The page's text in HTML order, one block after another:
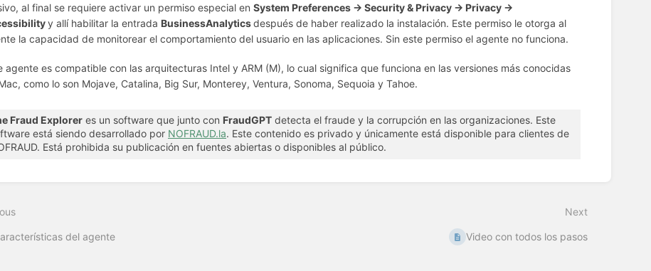
al final se requiere activar un permiso especial en System Preferences -> Security & Privacy -> Privacy ->
y allí habilitar la entrada BusinessAnalyticsdespués de haber realizado la instalación. Este permiso le otorga al
la capacidad de monitorear el comportamiento del usuario en las aplicaciones. Sin este permiso el agente no funciona.
agente es compatible con las arquitecturas Intel y ARM (M), lo cual significa que funciona en las versiones más conocidas
como lo son Mojave, Catalina, Big Sur, Monterey, Ventura, Sonoma, Sequoia y Tahoe.
Fraud Explorer es un software que junto con FraudGPT detecta el fraude y la corrupción en las organizaciones. Este
está siendo desarrollado por NOFRAUD.la. Este contenido es privado y únicamente está disponible para clientes de
Está prohibida su publicación en fuentes abiertas o disponibles al público.
del agente
Next
Video con todos los pasos